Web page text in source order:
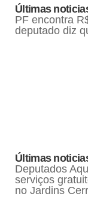
Últimas
PF encontra
deputado diz
Últimas
Deputados
serviços
no Jardins